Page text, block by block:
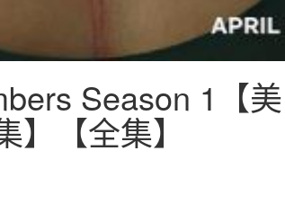
Season 1【
【全集】